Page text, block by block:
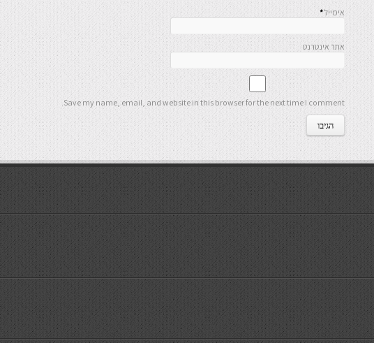
אימייל*
אתר אינטרנט
Save my name, email, and website in this browser for the next time I comment.